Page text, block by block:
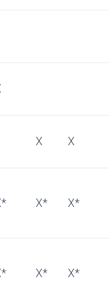
X X
X* X*
X* X*